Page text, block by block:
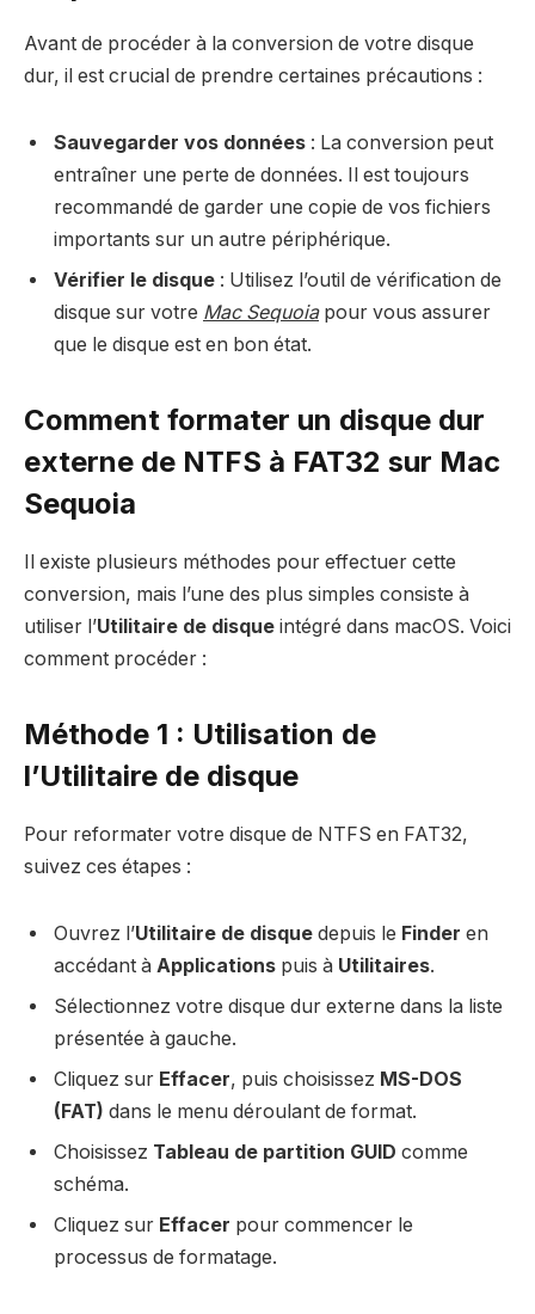
Avant de procéder à la conversion de votre disque
dur, il est crucial de prendre certaines précautions :
Sauvegarder vos données : La conversion peut
entraîner une perte de données. Il est toujours
recommandé de garder une copie de vos fichiers
importants sur un autre périphérique.
Vérifier le disque : Utilisez l’outil de vérification de
disque sur votre Mac Sequoiapour vous assurer
que le disque est en bon état.
Comment formater un disque dur
externe de NTFS à FAT32 sur Mac
Sequoia
Il existe plusieurs méthodes pour effectuer cette
conversion, mais l’une des plus simples consiste à
utiliser l’Utilitaire de disque intégré dans macOS. Voici
comment procéder :
Méthode 1 : Utilisation de
l’Utilitaire de disque
Pour reformater votre disque de NTFS en FAT32,
suivez ces étapes :
Ouvrez l’Utilitaire de disque depuis le Finder en
accédant à Applications puis à Utilitaires.
Sélectionnez votre disque dur externe dans la liste
présentée à gauche.
Cliquez sur Effacer, puis choisissez MS-DOS
(FAT) dans le menu déroulant de format.
Choisissez Tableau de partition GUID comme
schéma.
Cliquez sur Effacer pour commencer le
processus de formatage.